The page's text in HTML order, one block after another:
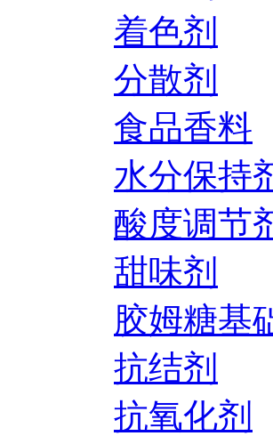
着色剂
分散剂
食品香料
水分保持
酸度调节
甜味剂
胶姆糖基
抗结剂
抗氧化剂